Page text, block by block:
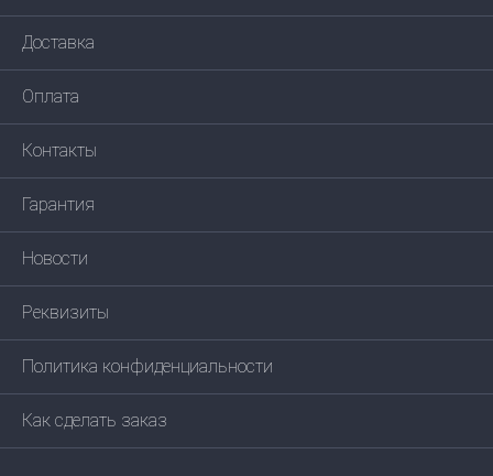
Доставка
Оплата
Контакты
Гарантия
Новости
Реквизиты
Политика конфиденциальности
Как сделать заказ